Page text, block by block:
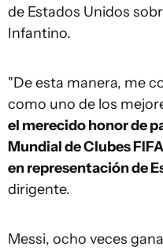
de Estados Unidos
Infantino.
"De esta manera, me
como uno de los
el merecido honor de
Mundial de Clubes
en representación de
dirigente.
Messi, ocho veces